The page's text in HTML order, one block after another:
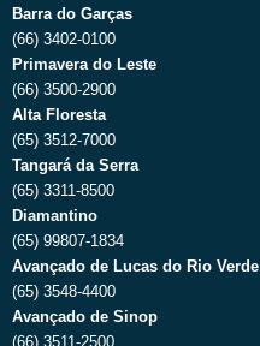
Barra do Garças
(66) 3402-0100
Primavera do Leste
(66) 3500-2900
Alta Floresta
(65) 3512-7000
Tangará da Serra
(65) 3311-8500
Diamantino
(65) 99807-1834
Avançado de Lucas do Rio Verde
(65) 3548-4400
Avançado de Sinop
(66) 3511-2500